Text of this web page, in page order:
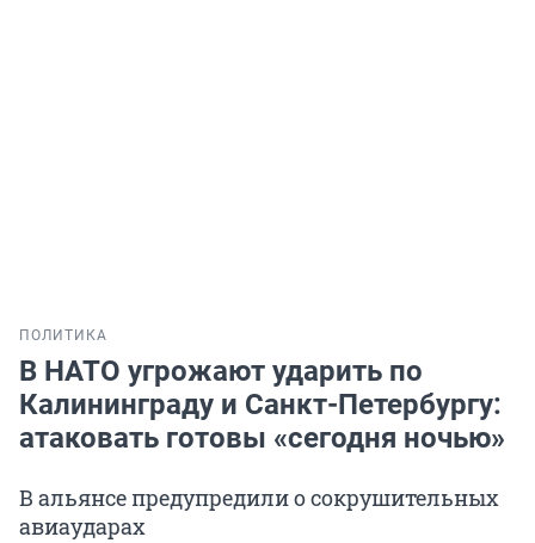
ПОЛИТИКА
В НАТО угрожают ударить по
Калининграду и Санкт-Петербургу:
атаковать готовы «сегодня ночью»
В альянсе предупредили о сокрушительных
авиаударах